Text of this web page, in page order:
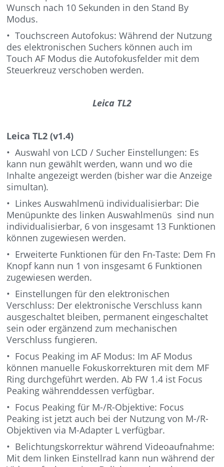
Wunsch nach 10 Sekunden in den Stand By
Modus.
• Touchscreen Autofokus: Während der Nutzung
des elektronischen Suchers können auch im
Touch AF Modus die Autofokusfelder mit dem
Steuerkreuz verschoben werden.
Leica TL2
Leica TL2 (v1.4)
• Auswahl von LCD / Sucher Einstellungen: Es
kann nun gewählt werden, wann und wo die
Inhalte angezeigt werden (bisher war die Anzeige
simultan).
• Linkes Auswahlmenü individualisierbar: Die
Menüpunkte des linken Auswahlmenüs sind nun
individualisierbar, 6 von insgesamt 13 Funktionen
können zugewiesen werden.
• Erweiterte Funktionen für den Fn-Taste: Dem Fn
Knopf kann nun 1 von insgesamt 6 Funktionen
zugewiesen werden.
• Einstellungen für den elektronischen
Verschluss: Der elektronische Verschluss kann
ausgeschaltet bleiben, permanent eingeschaltet
sein oder ergänzend zum mechanischen
Verschluss fungieren.
• Focus Peaking im AF Modus: Im AF Modus
können manuelle Fokuskorrekturen mit dem MF
Ring durchgeführt werden. Ab FW 1.4 ist Focus
Peaking währenddessen verfügbar.
• Focus Peaking für M-/R-Objektive: Focus
Peaking ist jetzt auch bei der Nutzung von M-/R-
Objektiven via M-Adapter L verfügbar.
• Belichtungskorrektur während Videoaufnahme:
Mit dem linken Einstellrad kann nun während der